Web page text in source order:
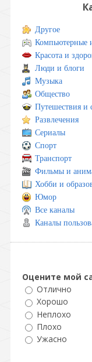
Другое
Компьютерные
Красота и
Люди и блоги
Музыка
Общество
Путешествия и
Развлечения
Сериалы
Спорт
Транспорт
Фильмы и
Хобби и
Юмор
Все каналы
Каналы
Оцените мой
Отлично
Хорошо
Неплохо
Плохо
Ужасно